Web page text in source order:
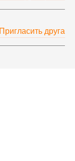
Пригласить друга